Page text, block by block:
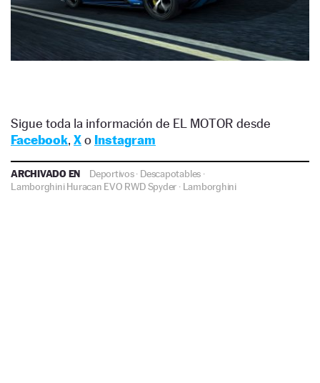
Sigue toda la información de EL MOTOR desde
Facebook, Xo Instagram
ARCHIVADO EN Deportivos· Descapotables ·
Lamborghini Huracan EVO RWD Spyder · Lamborghini